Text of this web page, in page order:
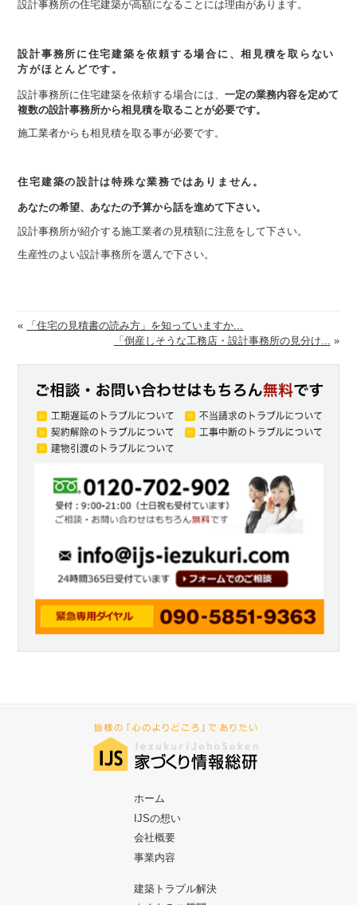
設計事務所の住宅建築が高額になることには理由があります。
設計事務所に住宅建築を依頼する場合に、相見積を取らない
方がほとんどです。
設計事務所に住宅建築を依頼する場合には、一定の業務内容を定めて
複数の設計事務所から相見積を取ることが必要です。
施工業者からも相見積を取る事が必要です。
住宅建築の設計は特殊な業務ではありません。
あなたの希望、あなたの予算から話を進めて下さい。
設計事務所が紹介する施工業者の見積額に注意をして下さい。
生産性のよい設計事務所を選んで下さい。
«
「住宅の見積書の読み方」を知っていますか...
「倒産しそうな工務店・設計事務所の見分け...
»
ホーム
IJSの想い
会社概要
事業内容
建築トラブル解決